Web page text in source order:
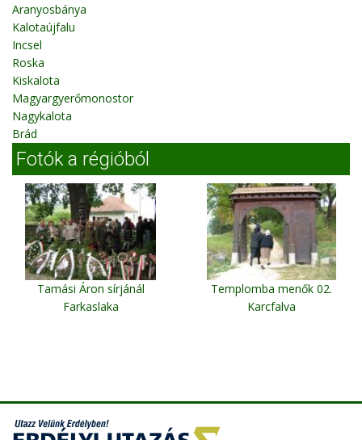
Aranyosbánya
Kalotaújfalu
Incsel
Roska
Kiskalota
Magyargyerőmonostor
Nagykalota
Brád
Fotók a régióból
Tamási Áron sírjánál
Farkaslaka
Templomba menők 02.
Karcfalva